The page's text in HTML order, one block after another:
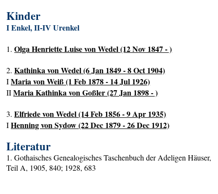
Kinder
I Enkel, II-IV Urenkel
1.Olga Henriette Luise von Wedel (12 Nov 1847 - )
2.Kathinka von Wedel (6 Jan 1849 - 8 Oct 1904)
IMaria von Weiß (1 Feb 1878 - 14 Jul 1926)
IIMaria Kathinka von Goßler (27 Jan 1898 - )
3.Elfriede von Wedel (14 Feb 1856 - 9 Apr 1935)
IHenning von Sydow (22 Dec 1879 - 26 Dec 1912)
Literatur
1. Gothaisches Genealogisches Taschenbuch der Adeligen Häuser,
Teil A, 1905, 840; 1928, 683